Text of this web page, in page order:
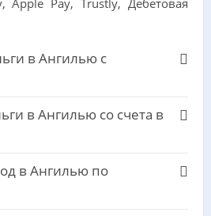
в Ангилью с
в Ангилью со счета в
в Ангилью по